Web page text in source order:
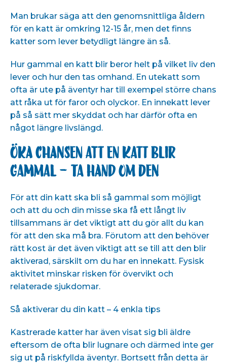
Man brukar säga att den genomsnittliga åldern
för en katt är omkring 12-15 år, men det finns
katter som lever betydligt längre än så.
Hur gammal en katt blir beror helt på vilket liv den
lever och hur den tas omhand. En utekatt som
ofta är ute på äventyr har till exempel större chans
att råka ut för faror och olyckor. En innekatt lever
på så sätt mer skyddat och har därför ofta en
något längre livslängd.
Öka chansen att en katt blir
gammal – ta hand om den
För att din katt ska bli så gammal som möjligt
och att du och din misse ska få ett långt liv
tillsammans är det viktigt att du gör allt du kan
för att den ska må bra. Förutom att den behöver
rätt kost är det även viktigt att se till att den blir
aktiverad, särskilt om du har en innekatt. Fysisk
aktivitet minskar risken för övervikt och
relaterade sjukdomar.
Så aktiverar du din katt – 4 enkla tips
Kastrerade katter har även visat sig bli äldre
eftersom de ofta blir lugnare och därmed inte ger
sig ut på riskfyllda äventyr. Bortsett från detta är